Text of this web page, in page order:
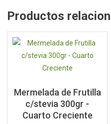
Productos
Mermelada de Frutilla
c/stevia 300gr -
Cuarto Creciente